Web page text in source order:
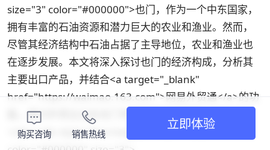
size="3" color="#000000">也门，作为一个中东国家，
拥有丰富的石油资源和潜力巨大的农业和渔业。然而，
尽管其经济结构中石油占据了主导地位，农业和渔业也
在逐步发展。本文将深入探讨也门的经济构成，分析其
主要出口产品，并结合<a target="_blank"
href="https://waimao.163.com">网易外贸通</a>的功
能，探讨外贸企业在也门市场的机会和策略。</font>
</div><div style="line-height: 1.75;"><font
购买咨询 销售热线
立即体验